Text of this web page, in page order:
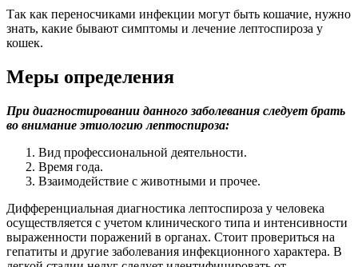
Так как переносчиками инфекции могут быть кошачие, нужно
знать, какие бывают симптомы и лечение лептоспироза у
кошек.
Меры определения
При диагностировании данного заболевания следует брать
во внимание этиологию лептоспироза:
Вид профессиональной деятельности.
Время года.
Взаимодействие с животными и прочее.
Дифференциальная диагностика лептоспироза у человека
осуществляется с учетом клинического типа и интенсивности
выраженности поражений в органах. Стоит провериться на
гепатиты и другие заболевания инфекционного характера. В